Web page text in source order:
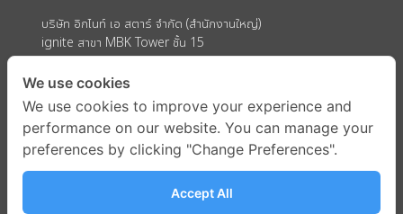
บริษัท อิกไนท์ เอ สตาร์ จำกัด (สำนักงานใหญ่)
ignite สาขา MBK Tower ชั้น 15
ถนนพญาไท แขวงวังใหม่ เขตปทุมวัน กรุงเทพมหานคร 10330
We use cookies
We use cookies to improve your experience and
performance on our website. You can manage your
preferences by clicking "Change Preferences".
Accept All